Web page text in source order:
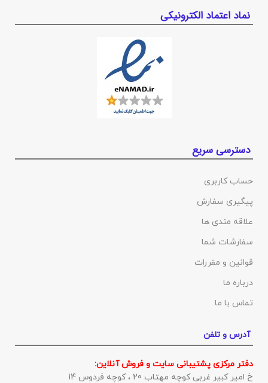
نماد اعتماد الکترونیکی
دسترسی سریع
حساب کاربری
پیگیری سفارش
علاقه مندی ها
سفارشات شما
قوانین و مقررات
درباره ما
تماس با ما
آدرس و تلفن
دفتر مرکزی پشتیبانی سایت و فروش آنلاین:
خ امیر کبیر غربی کوچه مهتاب 20 ، کوچه فردوس 14